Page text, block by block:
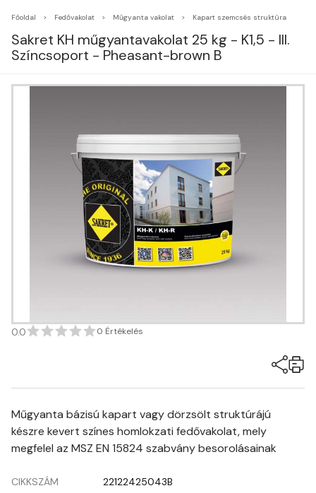
Főoldal Fedővakolat Műgyanta vakolat Kapart szemcsés struktúra
Sakret KH műgyantavakolat 25 kg - K1,5 - III.
Színcsoport - Pheasant-brown B
0.0 0 Értékelés
Műgyanta bázisú kapart vagy dörzsölt struktúrájú
készre kevert színes homlokzati fedővakolat, mely
megfelel az MSZ EN 15824 szabvány besorolásainak
CIKKSZÁM
22122425043B